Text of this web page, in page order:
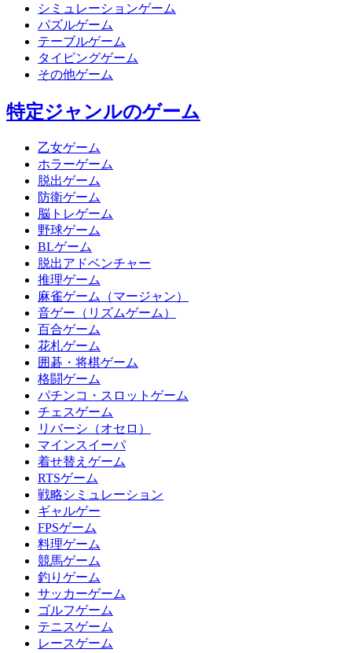
シミュレーションゲーム
パズルゲーム
テーブルゲーム
タイピングゲーム
その他ゲーム
特定ジャンルのゲーム
乙女ゲーム
ホラーゲーム
脱出ゲーム
防衛ゲーム
脳トレゲーム
野球ゲーム
BLゲーム
脱出アドベンチャー
推理ゲーム
麻雀ゲーム（マージャン）
音ゲー（リズムゲーム）
百合ゲーム
花札ゲーム
囲碁・将棋ゲーム
格闘ゲーム
パチンコ・スロットゲーム
チェスゲーム
リバーシ（オセロ）
マインスイーパ
着せ替えゲーム
RTSゲーム
戦略シミュレーション
ギャルゲー
FPSゲーム
料理ゲーム
競馬ゲーム
釣りゲーム
サッカーゲーム
ゴルフゲーム
テニスゲーム
レースゲーム